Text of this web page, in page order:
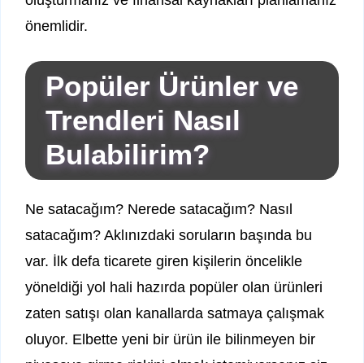
önemlidir.
Popüler Ürünler ve
Trendleri Nasıl
Bulabilirim?
Ne satacağım? Nerede satacağım? Nasıl
satacağım? Aklınızdaki soruların başında bu
var. İlk defa ticarete giren kişilerin öncelikle
yöneldiği yol hali hazırda popüler olan ürünleri
zaten satışı olan kanallarda satmaya çalışmak
oluyor. Elbette yeni bir ürün ile bilinmeyen bir